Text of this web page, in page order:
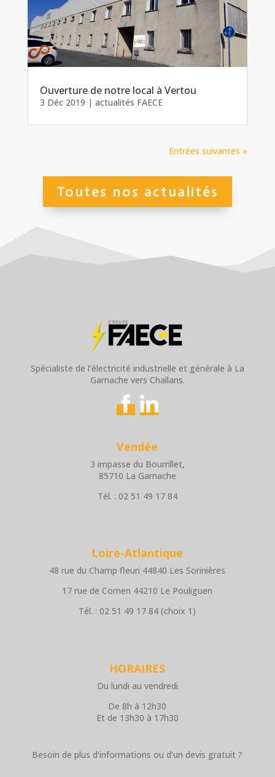
Ouverture de notre local à Vertou
3 Déc 2019 | actualités FAECE
Entrées suivantes »
Toutes nos actualités
Spécialiste de l’électricité industrielle et générale à La
Garnache vers Challans.
Vendée
3 impasse du Bourrillet,
85710 La Garnache
Tél. : 02 51 49 17 84
Loire-Atlantique
48 rue du Champ fleuri 44840 Les Sorinières
17 rue de Cornen 44210 Le Pouliguen
Tél. : 02 51 49 17 84 (choix 1)
HORAIRES
Du lundi au vendredi
De 8h à 12h30
Et de 13h30 à 17h30
Besoin de plus d’informations ou d’un devis gratuit ?